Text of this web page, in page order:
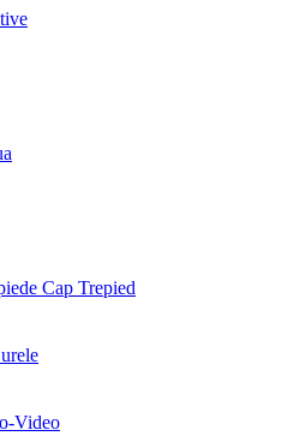
Cap Trepied
Video